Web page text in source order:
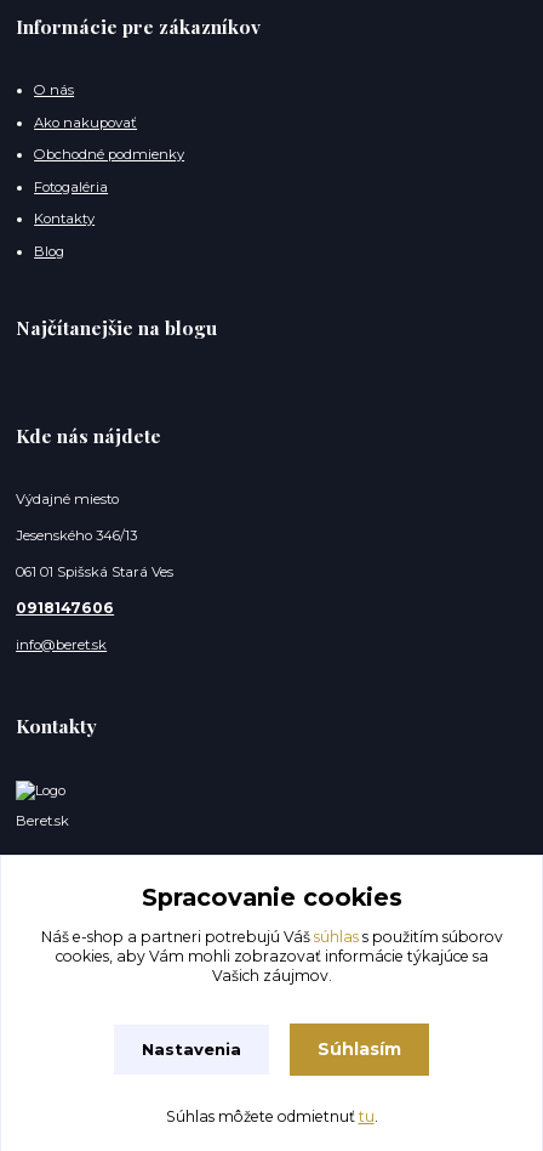
Informácie pre zákazníkov
O nás
Ako nakupovať
Obchodné podmienky
Fotogaléria
Kontakty
Blog
Najčítanejšie na blogu
Kde nás nájdete
Výdajné miesto
Jesenského 346/13
061 01 Spišská Stará Ves
0918147606
info@beret.sk
Kontakty
Beret.sk
0918147606
info@beret.sk
Vytvorené na Eshop-rychlo.sk
Spracovanie cookies
Náš e-shop a partneri potrebujú Váš súhlass použitím súborov
cookies, aby Vám mohli zobrazovať informácie týkajúce sa
Vašich záujmov.
Nastavenia Súhlasím
Súhlas môžete odmietnuť tu